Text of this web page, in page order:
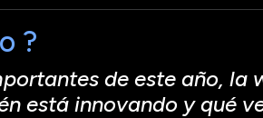
?
de este año, la
está innovando y qué